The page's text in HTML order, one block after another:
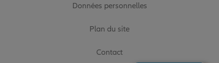
Données personnelles
Plan du site
Contact